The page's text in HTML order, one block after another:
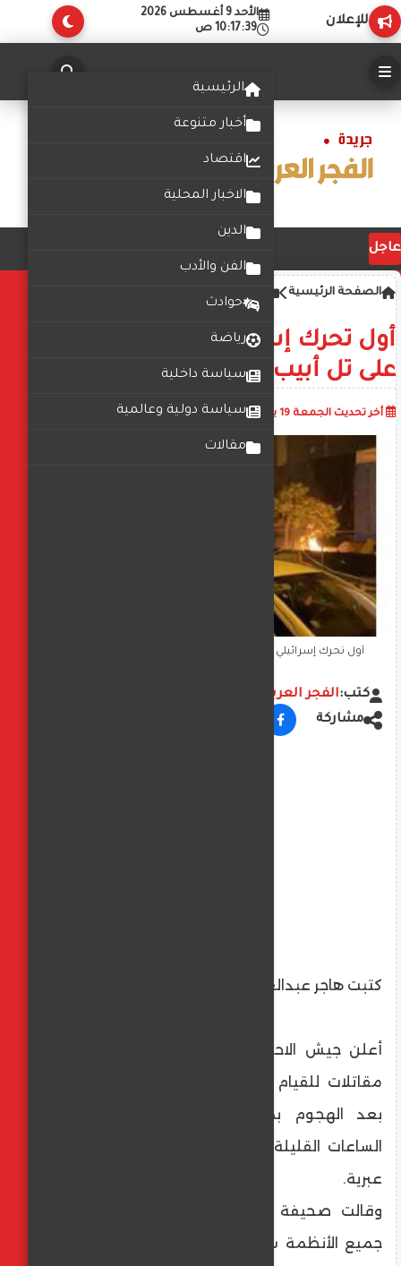
للإعلان
الأحد 9 أغسطس 2026
10:17:39 ص
الرئيسية
أخبار متنوعة
اقتصاد
الاخبار المحلية
الدين
الفن والأدب
حوادث
رياضة
سياسة داخلية
سياسة دولية وعالمية
مقالات
عاجل
الصفحة الرئيسية
أول تحرك إسرائيلي بعد الهجوم
على تل أبيب بطائرة مسيرة
أخر تحديث الجمعة 19 يوليو 2024 06:04:38 ص
أول تحرك إسرائيلي بعد الهجوم على تل أبيب بطائرة مسيرة
كتب:الفجر العربي
مشاركة
كتبت هاجر عبدالعليم
أعلن جيش الاحتلال الإسرائيلي البدء في نشر
بعد الهجوم بمسيرة على تل أبيب، خلال
الساعات القليلة الماضية، وفقا لوسائل إعلام
عبرية.
وقالت صحيفة يديعوت أحرونوت العبرية، إن
جميع الأنظمة ستكون في حال تأهب قصوى